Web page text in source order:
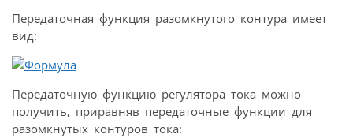
Передаточная функция разомкнутого контура имеет
вид:
Передаточную функцию регулятора тока можно
получить, приравняв передаточные функции для
разомкнутых контуров тока: